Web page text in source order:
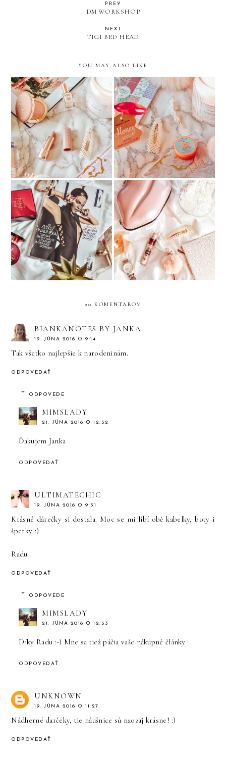
PREV
DM WORKSHOP
NEXT
TIGI BED HEAD
YOU MAY ALSO LIKE
Catrice Full Satin Nude
I Heart Revolution Lip
Mask
AVON NOVINKY
Maybelline Instant Anti
Age Eraser
20 KOMENTÁROV
BIANKANOTES BY JANKA
19. JÚNA 2016 O 9:14
Tak všetko najlepšie k narodeninám.
ODPOVEDAŤ
ODPOVEDE
MIMSLADY
21. JÚNA 2016 O 12:52
Ďakujem Janka
ODPOVEDAŤ
ULTIMATECHIC
19. JÚNA 2016 O 9:51
Krásné dárečky si dostala. Moc se mi líbí obě kabelky, boty i
šperky :)
Radu
ODPOVEDAŤ
ODPOVEDE
MIMSLADY
21. JÚNA 2016 O 12:53
Díky Radu :-) Mne sa tiež páčia vaše nákupné články
ODPOVEDAŤ
UNKNOWN
19. JÚNA 2016 O 11:27
Nádherné darčeky, tie náušnice sú naozaj krásne! :)
ODPOVEDAŤ